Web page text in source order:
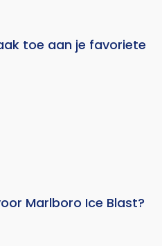
toe aan je favoriete
Marlboro Ice Blast?